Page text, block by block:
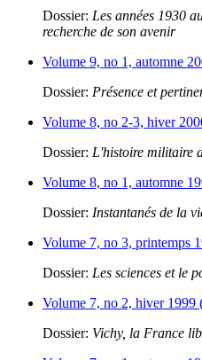
Dossier: Les années 1930
recherche de son avenir
Volume 9, no 1, automne
Dossier: Présence et
Volume 8, no 2-3, hiver
Dossier: L'histoire militaire
Volume 8, no 1, automne
Dossier: Instantanés de la
Volume 7, no 3, printemps
Dossier: Les sciences et le
Volume 7, no 2, hiver 1999
Dossier: Vichy, la France